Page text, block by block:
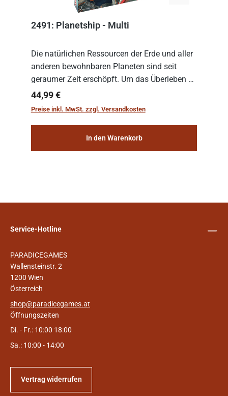
2491: Planetship - Multi
Die natürlichen Ressourcen der Erde und aller
anderen bewohnbaren Planeten sind seit
geraumer Zeit erschöpft. Um das Überleben zu
sichern, wurden die sogenannten
„Weltenschiffe“ gebaut. Auf diesen
Regulärer Preis:
44,99 €
Preise inkl. MwSt. zzgl. Versandkosten
In den Warenkorb
Service-Hotline
PARADICEGAMES
Wallensteinstr. 2
1200 Wien
Österreich
shop@paradicegames.at
Öffnungszeiten
Di. - Fr.: 10:00 18:00
Sa.: 10:00 - 14:00
Vertrag widerrufen